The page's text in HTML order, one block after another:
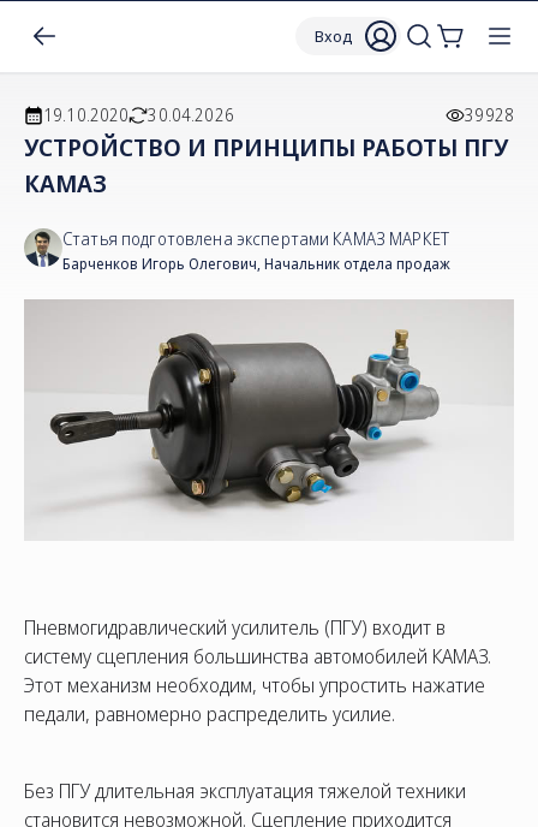
Вход
СОЦ. СЕТИ ТЕЛЕФОН
19.10.2020 30.04.2026 39928
УСТРОЙСТВО И ПРИНЦИПЫ РАБОТЫ ПГУ
КАМАЗ
Статья подготовлена экспертами КАМАЗ МАРКЕТ
Барченков Игорь Олегович, Начальник отдела продаж
Пневмогидравлический усилитель (ПГУ) входит в
систему сцепления большинства автомобилей КАМАЗ.
Этот механизм необходим, чтобы упростить нажатие
педали, равномерно распределить усилие.
Без ПГУ длительная эксплуатация тяжелой техники
становится невозможной. Сцепление приходится